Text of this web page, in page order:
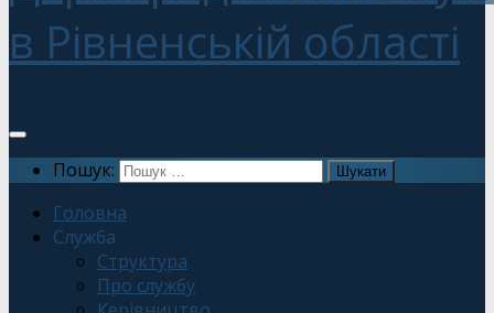
в Рівненській області
Пошук:
Головна
Служба
Структура
Про службу